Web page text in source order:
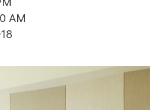
AM
18